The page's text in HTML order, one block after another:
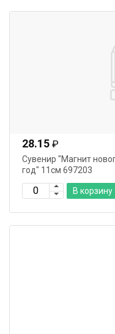
28.15 ₽
Сувенир "Магнит
год" 11см 697203
В корзину